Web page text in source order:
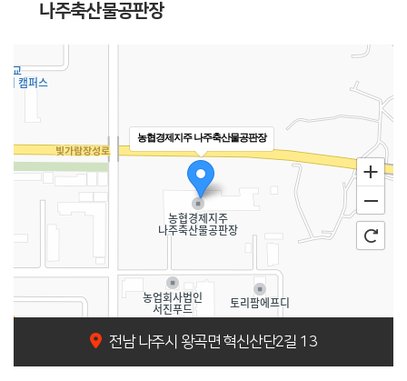
나주축산물공판장
농협경제지주 나주축산물공판장
전남 나주시 왕곡면 혁신산단2길 13